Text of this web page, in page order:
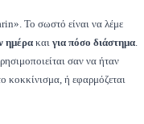
Το σωστό είναι να λέμε
ημέρακαι για πόσο διάστημα.
σαν να ήταν
κοκκίνισμα, ή εφαρμόζεται